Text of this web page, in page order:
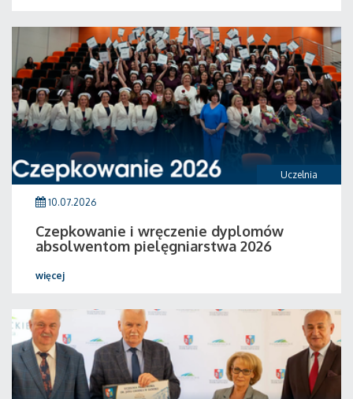
Uczelnia
10.07.2026
Czepkowanie i wręczenie dyplomów
absolwentom pielęgniarstwa 2026
więcej